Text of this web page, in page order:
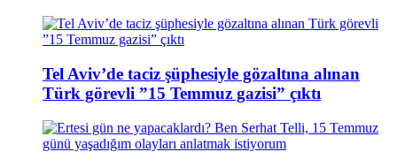
Tel Aviv’de taciz şüphesiyle gözaltına alınan
Türk görevli ”15 Temmuz gazisi” çıktı